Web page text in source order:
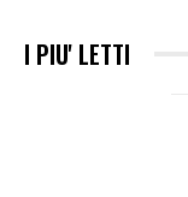
I PIU' LETTI